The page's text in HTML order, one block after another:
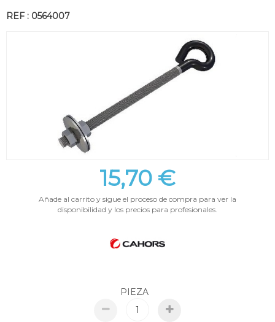
REF : 0564007
15,70 €
Añade al carrito y sigue el proceso de compra para ver la
disponibilidad y los precios para profesionales.
PIEZA